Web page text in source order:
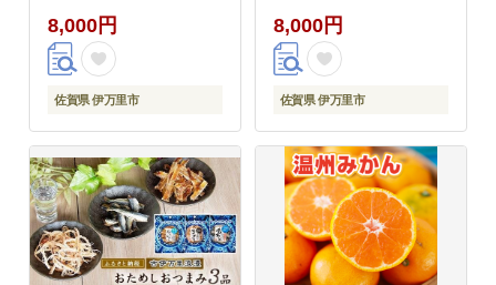
8,000円
佐賀県 伊万里市
8,000円
佐賀県 伊万里市